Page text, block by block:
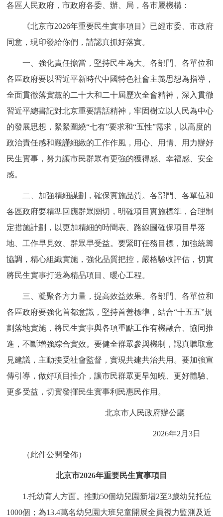
便民服務 利企服務 投資項目
政民互動
12345網上接訴即辦 我要諮詢 我要建議
參與調查 線上訪談 圖説互動
走進北京
綠色北京 圖説北京 視頻北京
ENGLISH 한국어 日本語
DEUTSCH FRANÇAIS
ITALIANO
各區人民政府，市政府各委、辦、局，各市屬機構：
《北京市2026年重要民生實事項目》已經市委、市政府
同意，現印發給你們，請認真抓好落實。
一、強化責任擔當，堅持民生為大。各部門、各單位和
各區政府要以習近平新時代中國特色社會主義思想為指導，
全面貫徹落實黨的二十大和二十屆歷次全會精神，深入貫徹
習近平總書記對北京重要講話精神，牢固樹立以人民為中心
的發展思想，緊緊圍繞“七有”要求和“五性”需求，以高度的
政治責任感和嚴謹細緻的工作作風，用心、用情、用力辦好
民生實事，努力讓市民群眾有更強的獲得感、幸福感、安全
感。
二、加強精細謀劃，確保實施品質。各部門、各單位和
各區政府要精準回應群眾關切，明確項目實施標準，合理制
定措施計劃，以更加精細的時間表、路線圖確保項目早落
地、工作早見效、群眾早受益。要緊盯任務目標，加強統籌
協調，精心組織實施，強化品質把控，嚴格驗收評估，切實
將民生實事打造為精品項目、暖心工程。
三、凝聚各方力量，提高效益效果。各部門、各單位和
各區政府要強化首都意識，堅持首善標準，結合“十五五”規
劃落地實施，將民生實事與各項重點工作有機融合、協同推
進，不斷增強綜合實效。要健全群眾參與機制，認真聽取意
見建議，主動接受社會監督，實現共建共治共用。要加強宣
傳引導，做好項目推介，讓市民群眾更早知曉、更好體驗、
更多受益，切實發揮民生實事利民惠民作用。
北京市人民政府辦公廳
2026年2月3日
（此件公開發佈）
北京市2026年重要民生實事項目
1.托幼育人方面。推動50個幼兒園新增2至3歲幼兒托位
1000個；為13.4萬名幼兒園大班兒童開展全員視力監測及近